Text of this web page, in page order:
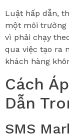
Luật hấp dẫn,
một môi trường
vì phải chạy
qua việc tạo ra
khách hàng
Cách
Dẫn
SMS